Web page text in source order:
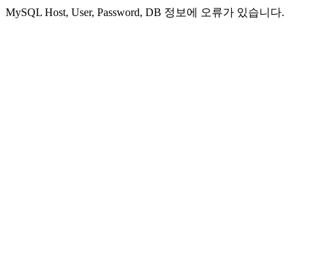
MySQL Host, User, Password, DB 정보에 오류가 있습니다.